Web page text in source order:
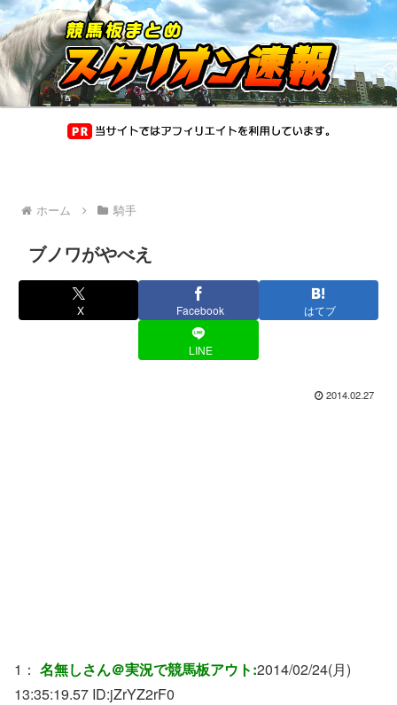
ホーム 騎手
ブノワがやべえ
X Facebook はてブ
LINE
2014.02.27
1： 名無しさん＠実況で競馬板アウト:2014/02/24(月)
13:35:19.57 ID:jZrYZ2rF0